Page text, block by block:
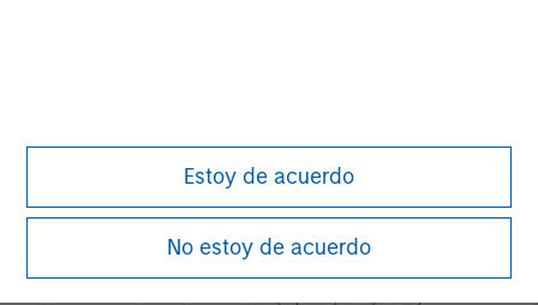
Estoy de acuerdo
No estoy de acuerdo
the funds to meet their payment obligations in the futurePublic
are subject to liquidity risk and the credit risks of
High-yield securities
lower-rated securities that may have a higher degree of credit
and liquidity risk. Sovereign debt securities are subject to default
Mortgage- and asset-backed securitiesare sensitive to
early prepayment risk and a higher risk of default and may be